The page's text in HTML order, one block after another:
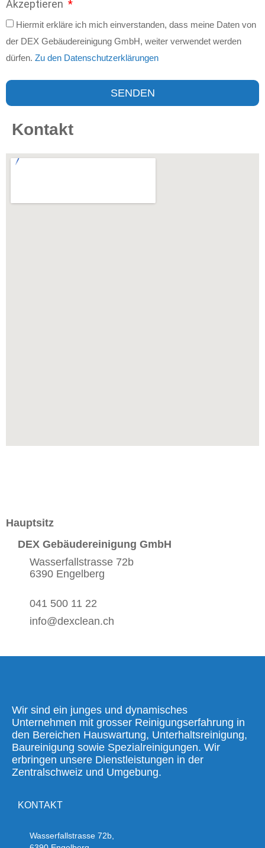
Akzeptieren
Hiermit erkläre ich mich einverstanden, dass meine Daten von
der DEX Gebäudereinigung GmbH, weiter verwendet werden
dürfen. Zu den Datenschutzerklärungen
SENDEN
Kontakt
Hauptsitz
DEX Gebäudereinigung GmbH
Wasserfallstrasse 72b
6390 Engelberg
041 500 11 22
info@dexclean.ch
Wir sind ein junges und dynamisches
Unternehmen mit grosser Reinigungserfahrung in
den Bereichen Hauswartung, Unterhaltsreinigung,
Baureinigung sowie Spezialreinigungen. Wir
erbringen unsere Dienstleistungen in der
Zentralschweiz und Umgebung.
KONTAKT
Wasserfallstrasse 72b,